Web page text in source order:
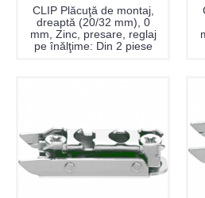
CLIP Plăcuţă de montaj,
dreaptă (20/32 mm), 0
mm, Zinc, presare, reglaj
pe înălţime: Din 2 piese